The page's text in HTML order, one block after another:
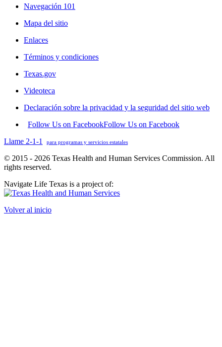
Navegación 101
Mapa del sitio
Enlaces
Términos y condiciones
Texas.gov
Videoteca
Declaración sobre la privacidad y la seguridad del sitio web
Follow Us on FacebookFollow Us on Facebook
Llame 2-1-1
para programas y servicios estatales
© 2015 - 2026 Texas Health and Human Services Commission. All
rights reserved.
Navigate Life Texas is a project of:
Volver al inicio